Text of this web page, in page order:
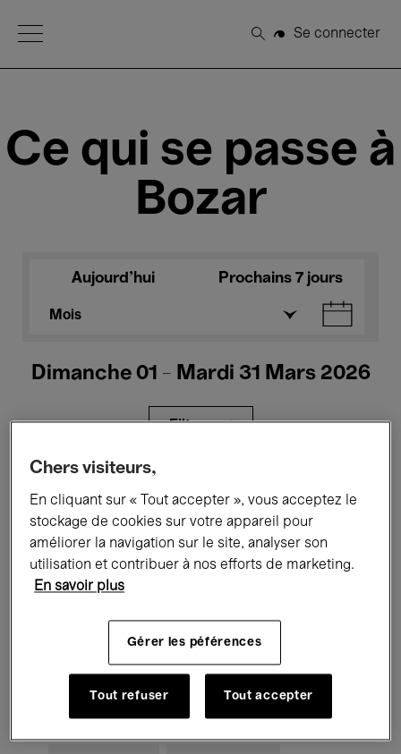
Open Menu
Rechercher
Se connecter
Ce qui se passe à
Bozar
Aujourd'hui Prochains 7 jours
Mois
Dimanche 01 - Mardi 31 Mars 2026
Filtres
Expositions Films Performances
Rencontres & Débats Jazz
Musique électronique
Pour tous Kids’ Palace
Chers visiteurs,
En cliquant sur « Tout accepter », vous acceptez le
stockage de cookies sur votre appareil pour
améliorer la navigation sur le site, analyser son
utilisation et contribuer à nos efforts de marketing.
En savoir plus
Gérer les péférences
Tout refuser Tout accepter